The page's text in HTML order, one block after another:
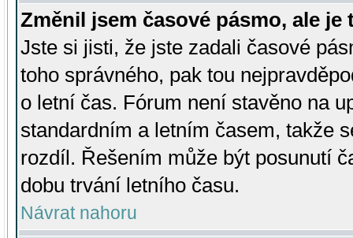
Změnil jsem časové pásmo, ale je
Jste si jisti, že jste zadali časové
toho správného, pak tou
o letní čas. Fórum není stavěno na
standardním a letním časem, takže
rozdíl. Řešením může být posunutí
dobu trvání letního času.
Návrat nahoru